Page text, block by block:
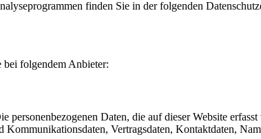
finden Sie in der folgenden
bei folgendem Anbieter:
personenbezogenen Daten, die auf dieser Website
Vertragsdaten, Kontaktdaten,